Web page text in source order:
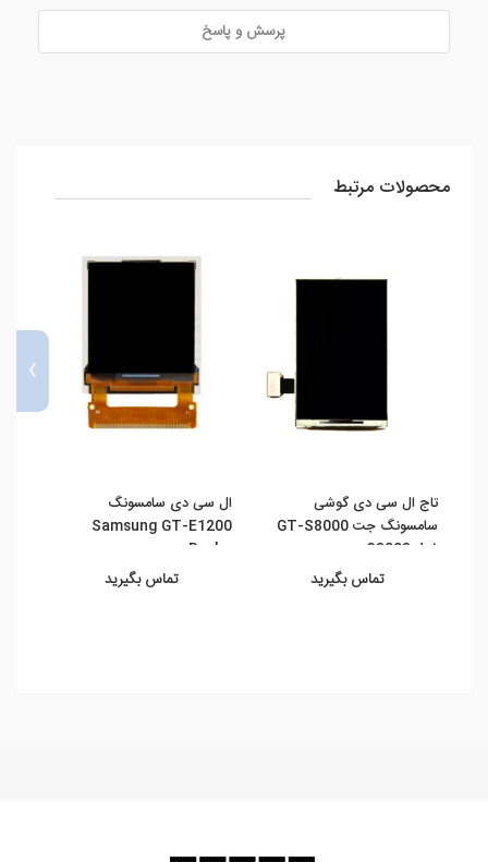
پرسش و پاسخ
محصولات مرتبط
تاج ال سی دی گوشی
سامسونگ جت GT-S8000
S8003 Jet
تماس بگیرید
ال سی دی سامسونگ
Samsung GT-E1200
Pusha
تماس بگیرید
›